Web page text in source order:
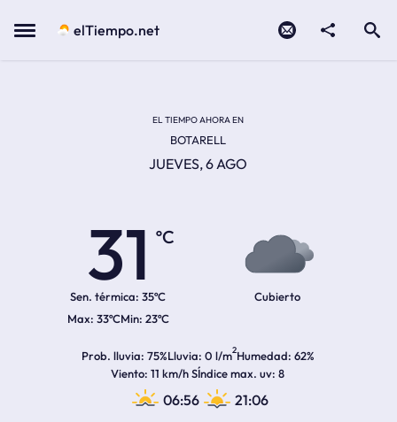
Menu elTiempo.net
EL TIEMPO AHORA EN
BOTARELL
JUEVES, 6 AGO
31
ºC
Sen. térmica: 35ºC
33ºC 23ºC
Cubierto
Prob. lluvia 75%Lluvia 0 l/m2Humedad 62%
Viento 11 km/h SÍndice max. uv 8
06:56 21:06